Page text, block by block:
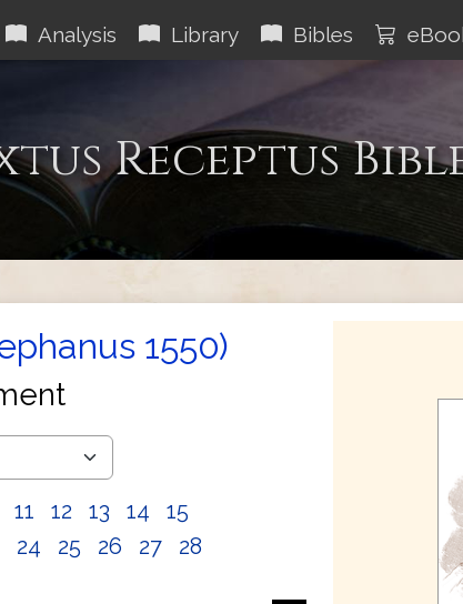
Analysis Library Bibles
Receptus
1550)
11 12 13 14
15
24 25 26 27 28